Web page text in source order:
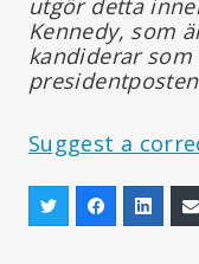
Kennedy, som
kandiderar
Suggest a